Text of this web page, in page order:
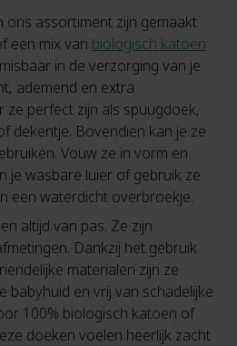
ons assortiment zijn gemaakt
een mix van biologisch katoen
in de verzorging van je
ademend en extra
perfect zijn als spuugdoek,
dekentje. Bovendien kan je ze
Vouw ze in vorm en
je wasbare luier of gebruik ze
een waterdicht overbroekje.
altijd van pas. Ze zijn
Dankzij het gebruik
materialen zijn ze
babyhuid en vrij van schadelijke
100% biologisch katoen of
doeken voelen heerlijk zacht